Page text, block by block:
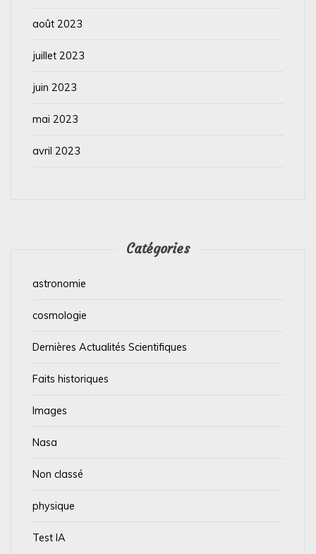
août 2023
juillet 2023
juin 2023
mai 2023
avril 2023
Catégories
astronomie
cosmologie
Dernières Actualités Scientifiques
Faits historiques
Images
Nasa
Non classé
physique
Test IA